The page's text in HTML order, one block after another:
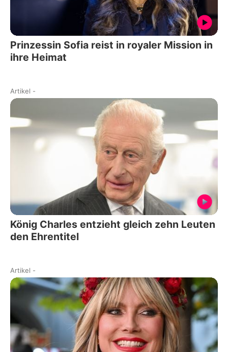
Prinzessin Sofia reist in royaler Mission in
ihre Heimat
Artikel -
König Charles entzieht gleich zehn Leuten
den Ehrentitel
Artikel -